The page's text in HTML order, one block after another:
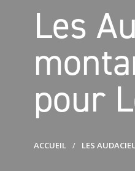
Les
pour
ACCUEIL LES